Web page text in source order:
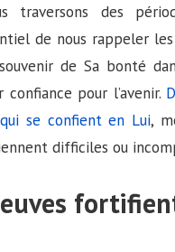
traversons des
de nous rappeler
de Sa bonté
confiance pour l’avenir.
se confient en Lui,
difficiles ou